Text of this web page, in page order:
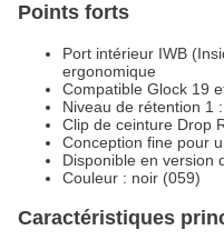
Points forts
Port intérieur IWB
ergonomique
Compatible Glock 19
Niveau de rétention 1
Clip de ceinture Drop
Conception fine pour
Disponible en version
Couleur : noir (059)
Caractéristiques